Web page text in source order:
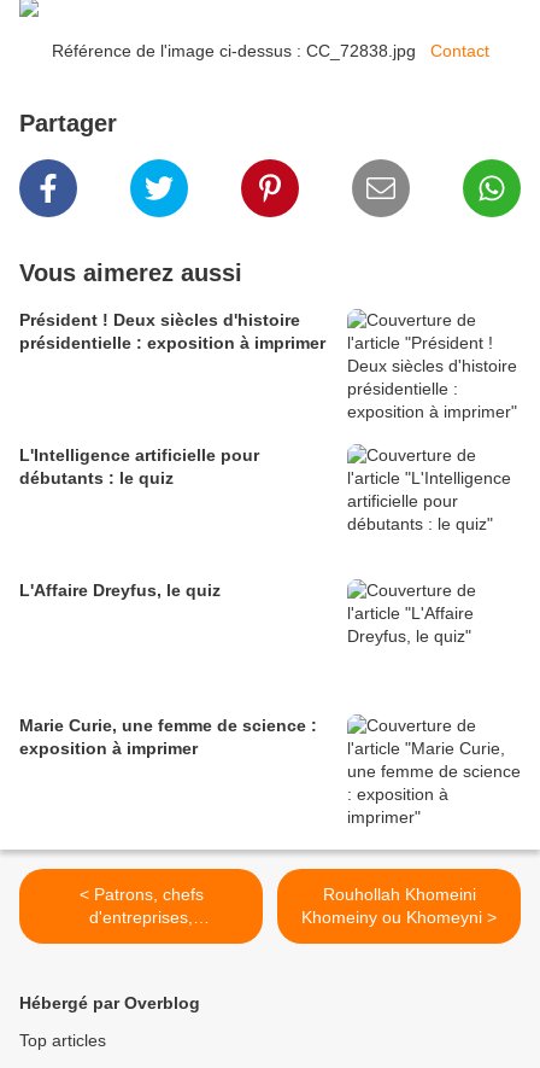
Référence de l'image ci-dessus : CC_72838.jpg Contact
Partager
Vous aimerez aussi
Président ! Deux siècles d'histoire
présidentielle : exposition à imprimer
L'Intelligence artificielle pour
débutants : le quiz
L'Affaire Dreyfus, le quiz
Marie Curie, une femme de science :
exposition à imprimer
< Patrons, chefs
d'entreprises,
entrepreneurs, patronat
Rouhollah Khomeini
Khomeiny ou Khomeyni >
Hébergé par Overblog
Top articles